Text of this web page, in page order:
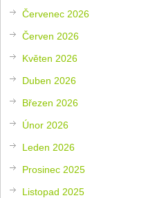
Červenec 2026
Červen 2026
Květen 2026
Duben 2026
Březen 2026
Únor 2026
Leden 2026
Prosinec 2025
Listopad 2025